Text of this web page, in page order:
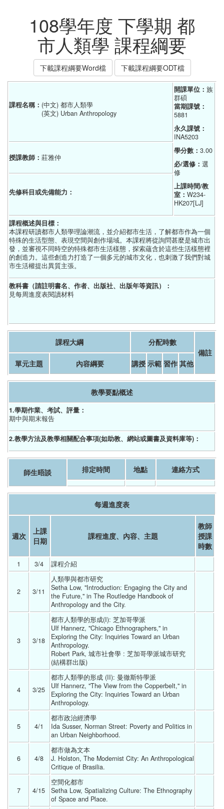
108學年度 下學期 都
市人類學 課程綱要
下載課程綱要Word檔 下載課程綱要ODT檔
課程名稱： (中文) 都市人類學
(英文) Urban Anthropology
開課單位： 族
群碩
當期課號：
5881
永久課號：
INA5203
學分數： 3.00
必/選修： 選
修
上課時間/教
室： W234-
HK207[LJ]
授課教師： 莊雅仲
先修科目或先備能力：
課程概述與目標：
本課程研讀都市人類學理論潮流，並介紹都市生活，了解都市作為一個
特殊的生活型態、表現空間與創作場域。本課程將從詢問甚麼是城市出
發，並審視不同時空的特殊都市生活樣態，探索蘊含於這些生活樣態裡
的創造力。這些創造力打造了一個多元的城市文化，也刺激了我們對城
市生活權提出異質主張。
教科書（請註明書名、作者、出版社、出版年等資訊）：
見每周進度表閱讀材料
課程大綱
分配時數
備註
單元主題
內容綱要 講授 示範 習作 其他
教學要點概述
1.學期作業、考試、評量：
期中與期末報告
2.教學方法及教學相關配合事項(如助教、網站或圖書及資料庫等)：
師生晤談 排定時間 地點 連絡方式
每週進度表
週次
上課
日期
課程進度、內容、主題
教師
授課
時數
1 3/4 課程介紹
2 3/11
人類學與都市研究
Setha Low, "Introduction: Engaging the City and
the Future," in The Routledge Handbook of
Anthropology and the City.
3 3/18
都市人類學的形成(I): 芝加哥學派
Ulf Hannerz, "Chicago Ethnographers," in
Exploring the City: Inquiries Toward an Urban
Anthropology.
Robert Park, 城市社會學 : 芝加哥學派城市研究
(結構群出版)
4 3/25
都市人類學的形成 (II): 曼徹斯特學派
Ulf Hannerz, "The View from the Copperbelt," in
Exploring the City: Inquiries Toward an Urban
Anthropology.
5 4/1
都市政治經濟學
Ida Susser, Norman Street: Poverty and Politics in
an Urban Neighborhood.
6 4/8
都市做為文本
J. Holston, The Modernist City: An Anthropological
Critique of Brasilia.
7 4/15
空間化都市
Setha Low, Spatializing Culture: The Ethnography
of Space and Place.